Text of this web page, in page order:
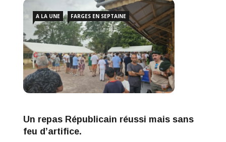
A LA UNE FARGES EN SEPTAINE
Un repas Républicain réussi mais sans
feu d’artifice.